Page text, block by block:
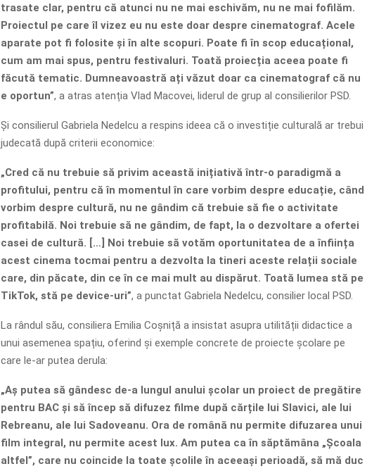
trasate clar, pentru că atunci nu ne mai eschivăm, nu ne mai fofilăm.
Proiectul pe care îl vizez eu nu este doar despre cinematograf. Acele
aparate pot fi folosite și în alte scopuri. Poate fi în scop educațional,
cum am mai spus, pentru festivaluri. Toată proiecția aceea poate fi
făcută tematic. Dumneavoastră ați văzut doar ca cinematograf că nu
e oportun”, a atras atenția Vlad Macovei, liderul de grup al consilierilor PSD.
Și consilierul Gabriela Nedelcu a respins ideea că o investiție culturală ar trebui
judecată după criterii economice:
„Cred că nu trebuie să privim această inițiativă într-o paradigmă a
profitului, pentru că în momentul în care vorbim despre educație, când
vorbim despre cultură, nu ne gândim că trebuie să fie o activitate
profitabilă. Noi trebuie să ne gândim, de fapt, la o dezvoltare a ofertei
casei de cultură. […] Noi trebuie să votăm oportunitatea de a înființa
acest cinema tocmai pentru a dezvolta la tineri aceste relații sociale
care, din păcate, din ce în ce mai mult au dispărut. Toată lumea stă pe
TikTok, stă pe device-uri”, a punctat Gabriela Nedelcu, consilier local PSD.
La rândul său, consiliera Emilia Coșniță a insistat asupra utilității didactice a
unui asemenea spațiu, oferind și exemple concrete de proiecte școlare pe
care le-ar putea derula:
„Aș putea să gândesc de-a lungul anului școlar un proiect de pregătire
pentru BAC și să încep să difuzez filme după cărțile lui Slavici, ale lui
Rebreanu, ale lui Sadoveanu. Ora de română nu permite difuzarea unui
film integral, nu permite acest lux. Am putea ca în săptămâna „Școala
altfel”, care nu coincide la toate școlile în aceeași perioadă, să mă duc